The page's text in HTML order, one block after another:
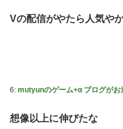
る存在になってしまう
【画像あり】ワイ、今
【バンダイ】「食玩」
【悲報】AV女優さん、
Vの配信がやたら人気や
6: mutyunのゲーム+α ブログがお
想像以上に伸びたな